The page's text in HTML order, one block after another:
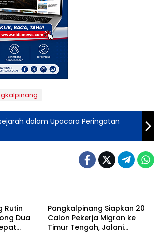
dalam Upacara Peringatan
Rutin
Dua
Pangkalpinang Siapkan 20
Calon Pekerja Migran ke
Timur Tengah, Jalani